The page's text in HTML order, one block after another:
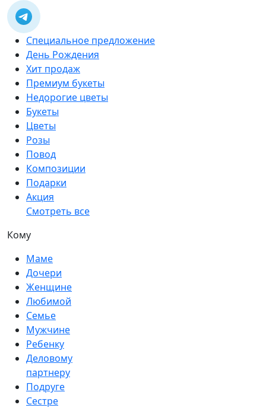
Специальное предложение
День Рождения
Хит продаж
Премиум букеты
Недорогие цветы
Букеты
Цветы
Розы
Повод
Композиции
Подарки
Акция
Смотреть все
Кому
Маме
Дочери
Женщине
Любимой
Семье
Мужчине
Ребенку
Деловому
партнеру
Подруге
Сестре